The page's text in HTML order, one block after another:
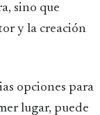
sino que
y la creación
opciones para
lugar, puede